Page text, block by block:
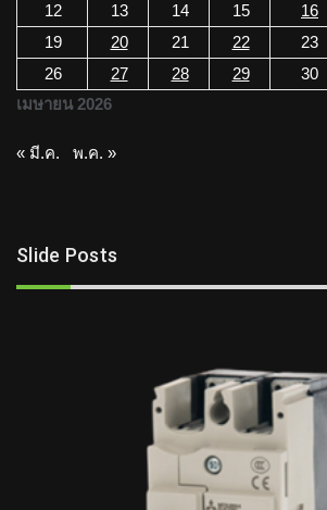
เมษายน 2026
12
13 14 15 16
19
20 21 22 23
26
27 28 29 30
« มี.ค. พ.ค. »
Slide Posts